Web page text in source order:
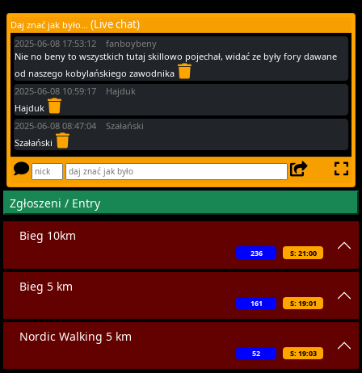
Daj znać jak było... (Live chat)
2025-06-08 17:53:12 fanboybeny
Nie no beny to wszystkich tutaj skillowo pojechał, widać ze były fory dawane
od naszego kobylańskiego zawodnika
2025-06-08 10:59:17 Hajduk
Hajduk
2025-06-08 08:47:04 Szałański
Szałański
Zgłoszeni / Entry
Bieg 10km
S: 21:00
236
Bieg 5 km
S: 19:01
161
Nordic Walking 5 km
S: 19:03
52